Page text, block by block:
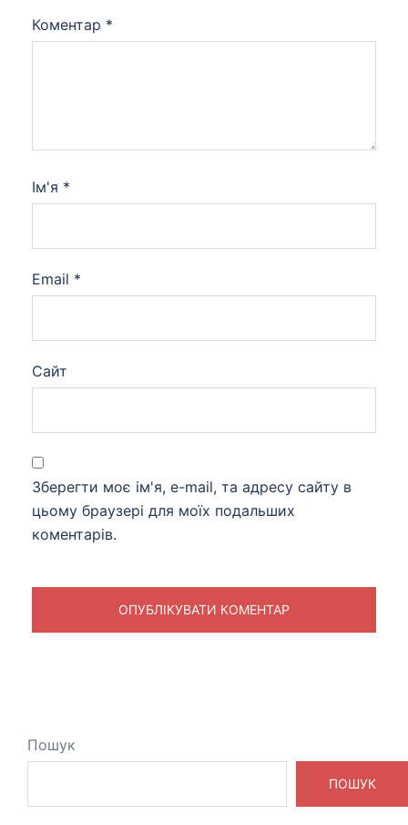
Коментар *
Ім'я *
Email *
Сайт
Зберегти моє ім'я, e-mail, та адресу сайту в
цьому браузері для моїх подальших
коментарів.
Пошук
ПОШУК